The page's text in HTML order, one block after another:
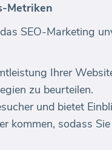
Metriken
SEO-Marketing
Ihrer
zu beurteilen.
und bietet
kommen, sodass